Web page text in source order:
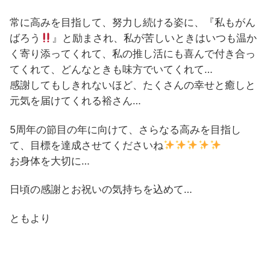
常に高みを目指して、努力し続ける姿に、『私もがん
ばろう
』と励まされ、私が苦しいときはいつも温か
く寄り添ってくれて、私の推し活にも喜んで付き合っ
てくれて、どんなときも味方でいてくれて…
感謝してもしきれないほど、たくさんの幸せと癒しと
元気を届けてくれる裕さん…
5周年の節目の年に向けて、さらなる高みを目指し
て、目標を達成させてくださいね
お身体を大切に…
日頃の感謝とお祝いの気持ちを込めて…
ともより